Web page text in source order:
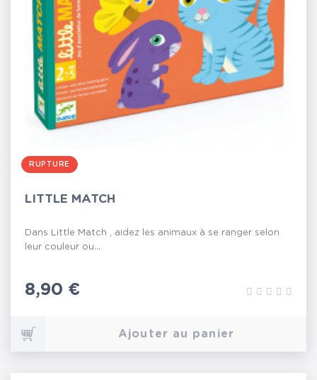
RUPTURE
LITTLE MATCH
Dans Little Match , aidez les animaux à se ranger selon
leur couleur ou...
Prix
8,90 €
Ajouter au panier